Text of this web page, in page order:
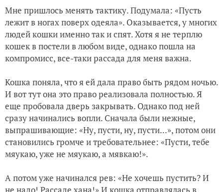
Мне пришлось менять тактику. Подумала: «Пусть
лежит в ногах поверх одеяла». Оказывается, у многих
людей кошки именно так и спят. Хотя я не терплю
кошек в постели в любом виде, однако пошла на
компромисс, все-таки рассада для меня важна.
Кошка поняла, что я ей дала право быть рядом ночью.
И вот тут она это право реализовала полностью. Я
еще пробовала дверь закрывать. Однако под ней
сразу начинались вопли. Сначала были нежные,
выпрашивающие: «Ну, пусти, ну, пусти...», потом они
становились громче и требовательнее: «Пусти, тебе
мяукаю, уже не мяукаю, а мявкаю!».
А потом уже начинался рев: «Не хочешь пустить? И